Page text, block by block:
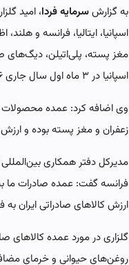
به گزارشسرمایه فردا، امید
اسپانیا، ایتالیا، فرانسه و
مغز پسته، پلی‌اتیلن، دیگ‌های
اسپانیا در ۳ ماه اول سال جاری ۱۶ میلیون دلار ثبت شده است.
وی اضافه کرد: عمده محصولات
زعفران و مغز پسته بوده و ارزش صادرات
مدیرکل دفتر همکاری بین‌المللی
فرانسه گفت: عمده صادرات ما
ارزش کالاهای صادراتی ایران به فرانسه در
گلزاری در مورد عمده کالاهای
روغن‌های حیوانی و خرمای